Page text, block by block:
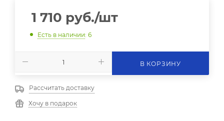
1 710 руб./шт
Есть в наличии: 6
В КОРЗИНУ
Рассчитать доставку
Хочу в подарок